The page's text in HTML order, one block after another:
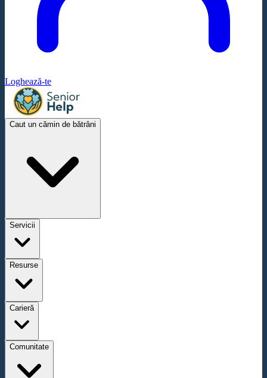
Loghează-te
Caut un cămin de bătrâni
Servicii
Resurse
Carieră
Comunitate